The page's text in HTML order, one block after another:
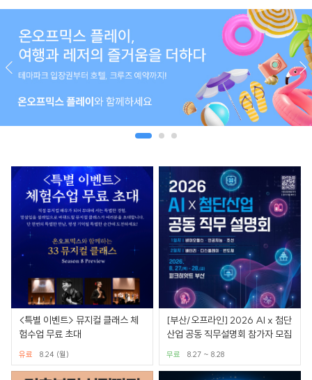
<특별 이벤트> 뮤지컬 클래스 체
험수업 무료 초대
유료 8.24 (월)
[부산/오프라인] 2026 AI x 첨단
산업 공동 직무설명회 참가자 모집
무료 8.27 ~ 8.28